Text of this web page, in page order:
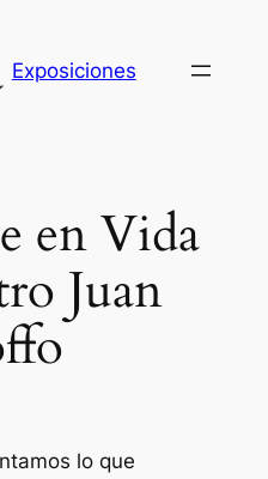
Exposiciones
en Vida
Juan
lo que